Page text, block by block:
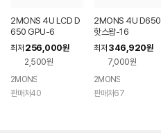
2MONS 4U LCD D
650 GPU-6
최저 256,000원
2,500원
2MONS
판매처40
2MONS 4U D650
핫스왑-16
최저 346,920원
7,000원
2MONS
판매처67